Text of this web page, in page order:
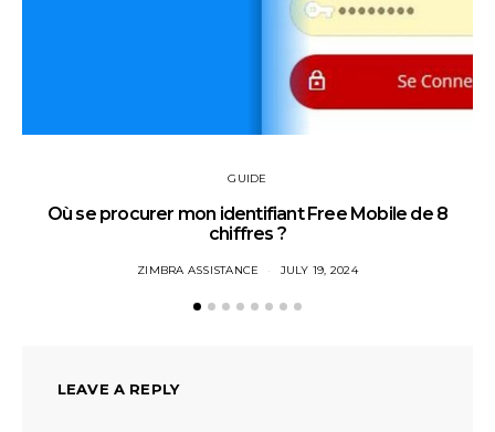
GUIDE
Où se procurer mon identifiant Free Mobile de 8
chiffres ?
ZIMBRA ASSISTANCE JULY 19, 2024
LEAVE A REPLY